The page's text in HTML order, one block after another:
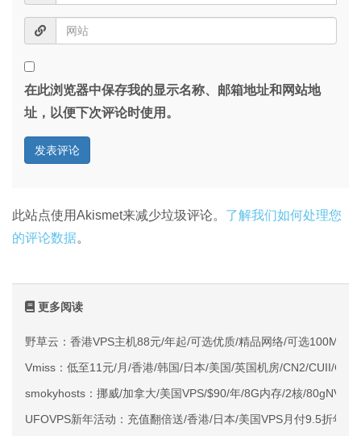
在此浏览器中保存我的显示名称、邮箱地址和网站地
址，以便下次评论时使用。
此站点使用Akismet来减少垃圾评论。 了解我们如何处理您
的评论数据。
更多阅读
野草云：香港VPS主机88元/年起/可选优质/精品网络/可选100M不
Vmiss：低至11元/月/香港/韩国/日本/美国/英国机房/CN2/CUII/
smokyhosts：挪威/加拿大/美国VPS/$90/年/8G内存/2核/
UFOVPS新年活动：充值翻倍送/香港/日本/美国VPS月付9.5折年